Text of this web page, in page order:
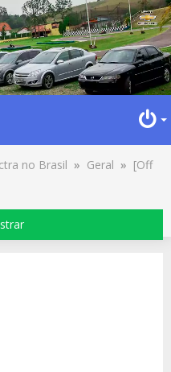
no Brasil » Geral » [Off